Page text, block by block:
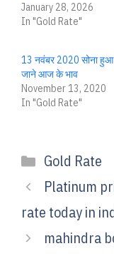
January 28, 2026
In "Gold Rate"
13 नवंबर 2020 सोना
जाने आज के भाव
November 13, 2020
In "Gold Rate"
Categories
Gold Rate
Platinum
rate today in
mahindra